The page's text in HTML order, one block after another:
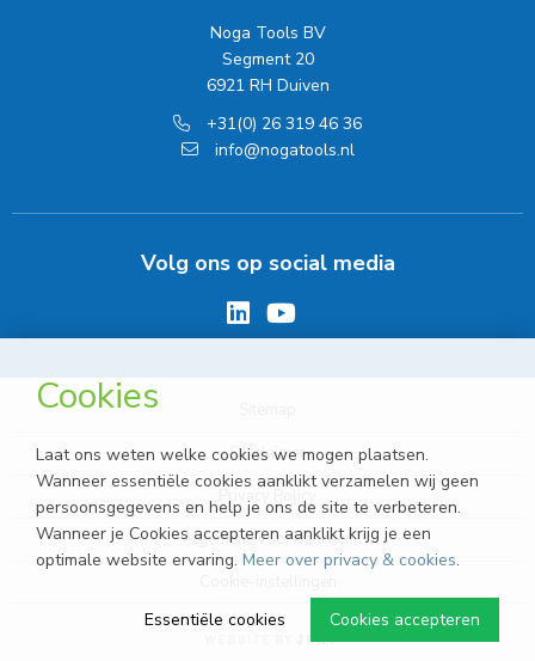
Cookies
Laat ons weten welke cookies we mogen plaatsen.
Wanneer essentiële cookies aanklikt verzamelen wij geen
persoonsgegevens en help je ons de site te verbeteren.
Wanneer je Cookies accepteren aanklikt krijg je een
optimale website ervaring. Meer over privacy & cookies.
Cookies accepteren
Essentiële cookies
Noga Tools BV
Segment 20
6921 RH Duiven
+31(0) 26 319 46 36
info@nogatools.nl
Volg ons op social media
Disclaimer
Privacy Policy
Algemene voorwaarden